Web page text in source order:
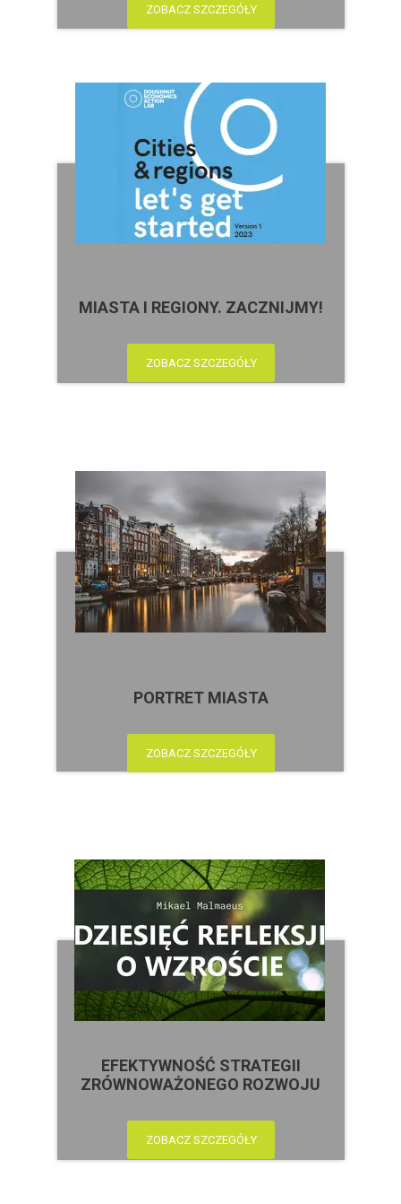
ZOBACZ SZCZEGÓŁY
ZOBACZ SZCZEGÓŁY
ZOBACZ SZCZEGÓŁY
PORTRET MIASTA
ZOBACZ SZCZEGÓŁY
MIASTA I REGIONY. ZACZNIJMY!
EFEKTYWNOŚĆ STRATEGII
ZRÓWNOWAŻONEGO ROZWOJU